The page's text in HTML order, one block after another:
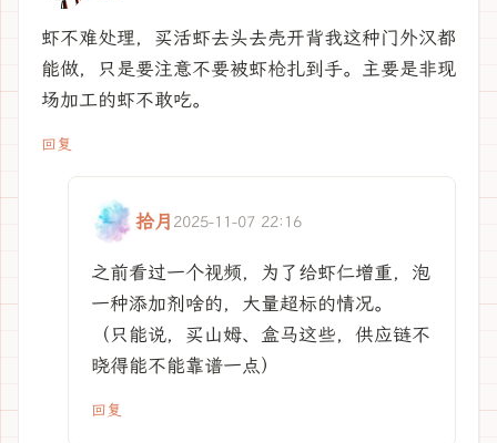
虾不难处理，买活虾去头去壳开背我这种门外汉都
能做，只是要注意不要被虾枪扎到手。主要是非现
场加工的虾不敢吃。
回复
拾月 2025-11-07 22:16
之前看过一个视频，为了给虾仁增重，泡
一种添加剂啥的，大量超标的情况。
（只能说，买山姆、盒马这些，供应链不
晓得能不能靠谱一点）
回复